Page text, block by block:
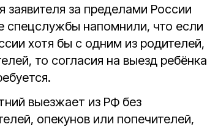
за пределами России
спецслужбы напомнили, что если
хотя бы с одним из родителей,
то согласия на выезд ребёнка
выезжает из РФ без
опекунов или попечителей,